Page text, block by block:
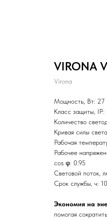
VIRONA
Virona
Мощность, Вт: 27
Класс защиты, IP:
Количество
Кривая силы
Рабочая
Рабочее
сos φ: 0.95
Световой поток,
Срок службы, ч:
Экономия на
помогая